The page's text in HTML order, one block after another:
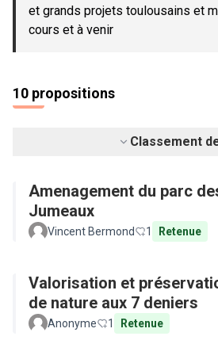
et grands projets toulousains et
cours et à venir
10 propositions
Classement
Amenagement du parc
Jumeaux
Vincent Bermond 1 Retenue
Valorisation et
de nature aux 7 deniers
Anonyme 1 Retenue